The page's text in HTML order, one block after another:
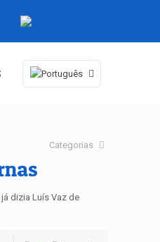
Categorias
dizia Luís Vaz de